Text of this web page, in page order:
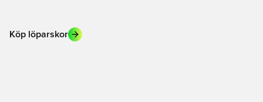
Köp löparskor